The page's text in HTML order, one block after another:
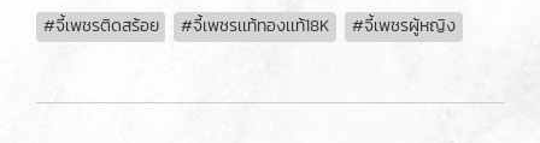
#จี้เพชรติดสร้อย #จี้เพชรเเท้ทองเเท้18K #จี้เพชรผู้หญิง